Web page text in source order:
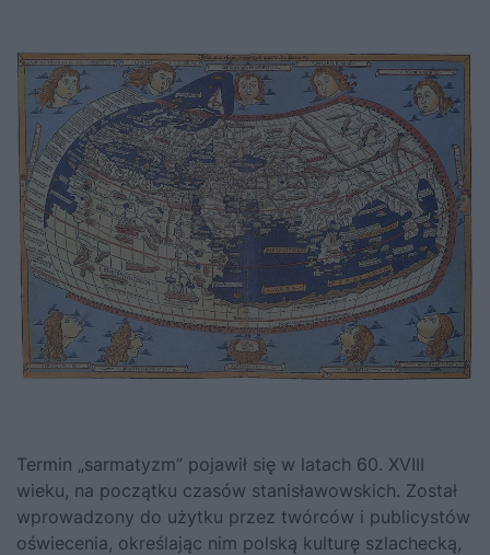
Termin „sarmatyzm” pojawił się w latach 60. XVIII
wieku, na początku czasów stanisławowskich. Został
wprowadzony do użytku przez twórców i publicystów
oświecenia, określając nim polską kulturę szlachecką,